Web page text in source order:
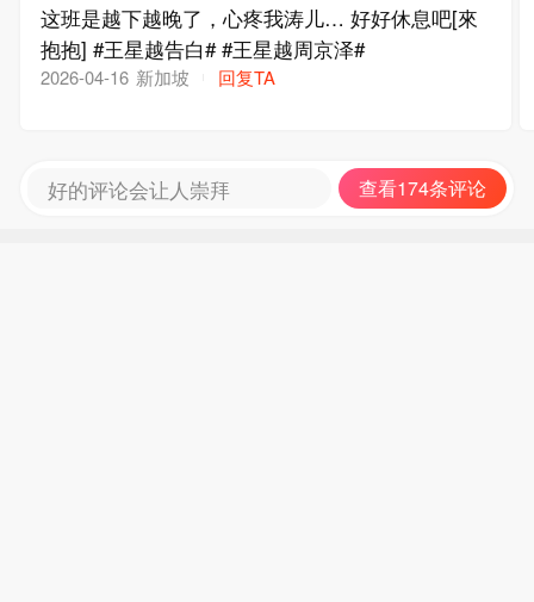
这班是越下越晚了，心疼我涛儿… 好好休息吧[來
抱抱] #王星越告白# #王星越周京泽#
2026-04-16 新加坡 回复TA
好的评论会让人崇拜 查看174条评论